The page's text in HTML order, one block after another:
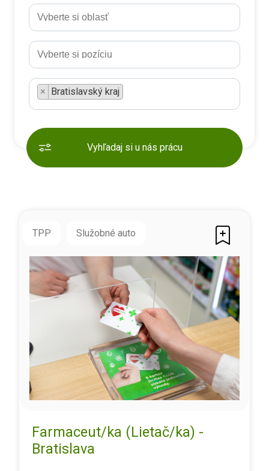
× Bratislavský kraj
Vyhľadaj si u nás prácu
TPP Služobné auto
Farmaceut/ka (Lietač/ka) -
Bratislava